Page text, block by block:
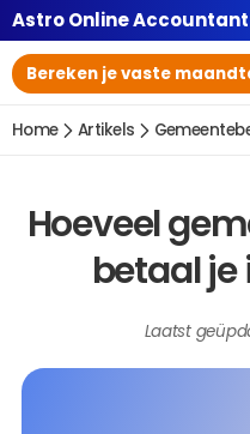
Astro Online Accountant
Bereken je vaste
Home Artikels
Hoeveel
betaal je
Laatst